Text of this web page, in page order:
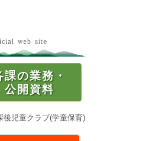
課の業務・
公開資料
後児童クラブ(学童保育)